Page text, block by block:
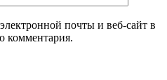
почты и веб-сайт в
комментария.